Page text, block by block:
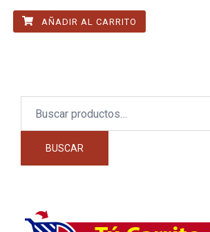
AÑADIR AL CARRITO
BUSCAR